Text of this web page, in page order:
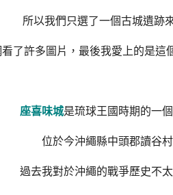
所以我們只選了一個古城遺跡
看了許多圖片，最後我愛上的是這
座喜味城是琉球王國時期的一個
位於今沖繩縣中頭郡讀谷村
過去我對於沖繩的戰爭歷史不太